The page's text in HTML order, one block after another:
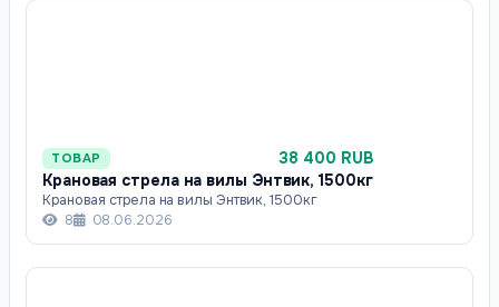
ТОВАР
38 400 RUB
Крановая стрела на вилы Энтвик, 1500кг
Крановая стрела на вилы Энтвик, 1500кг
8
08.06.2026